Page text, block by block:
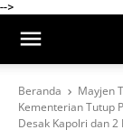
-->
Beranda
Mayjen
Kementerian Tutup
Desak Kapolri dan